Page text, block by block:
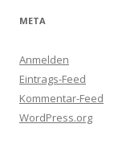
META
Anmelden
Eintrags-Feed
Kommentar-Feed
WordPress.org